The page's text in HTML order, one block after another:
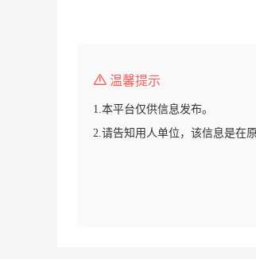
温馨提示
1.本平台仅供信息发布。
2.请告知用人单位，该信息是在